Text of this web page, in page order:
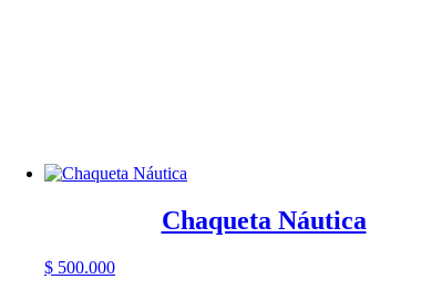
Chaqueta Náutica
$500.000